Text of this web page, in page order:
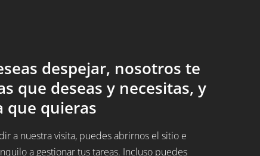
despejar, nosotros te
que deseas y necesitas, y
que quieras
a nuestra visita, puedes abrirnos el sitio e
a gestionar tus tareas. Incluso puedes